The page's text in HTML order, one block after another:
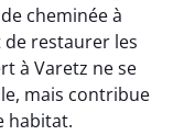
cheminée à
restaurer les
à Varetz ne se
mais contribue
habitat.